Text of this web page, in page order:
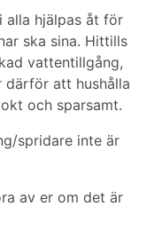
alla hjälpas åt för
ska sina. Hittills
vattentillgång,
därför att hushålla
och sparsamt.
spridare inte är
av er om det är